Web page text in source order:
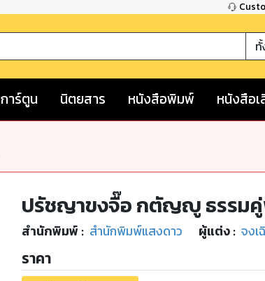
การ์ตูน นิตยสาร หนังสือพิมพ์ หนังสือ
ปรัชญาขงจื๊อ กตัญญู ธรรม
สำนักพิมพ์ : สำนักพิมพ์แสงดาว ผู้แต่ง : จงเ
ราคา